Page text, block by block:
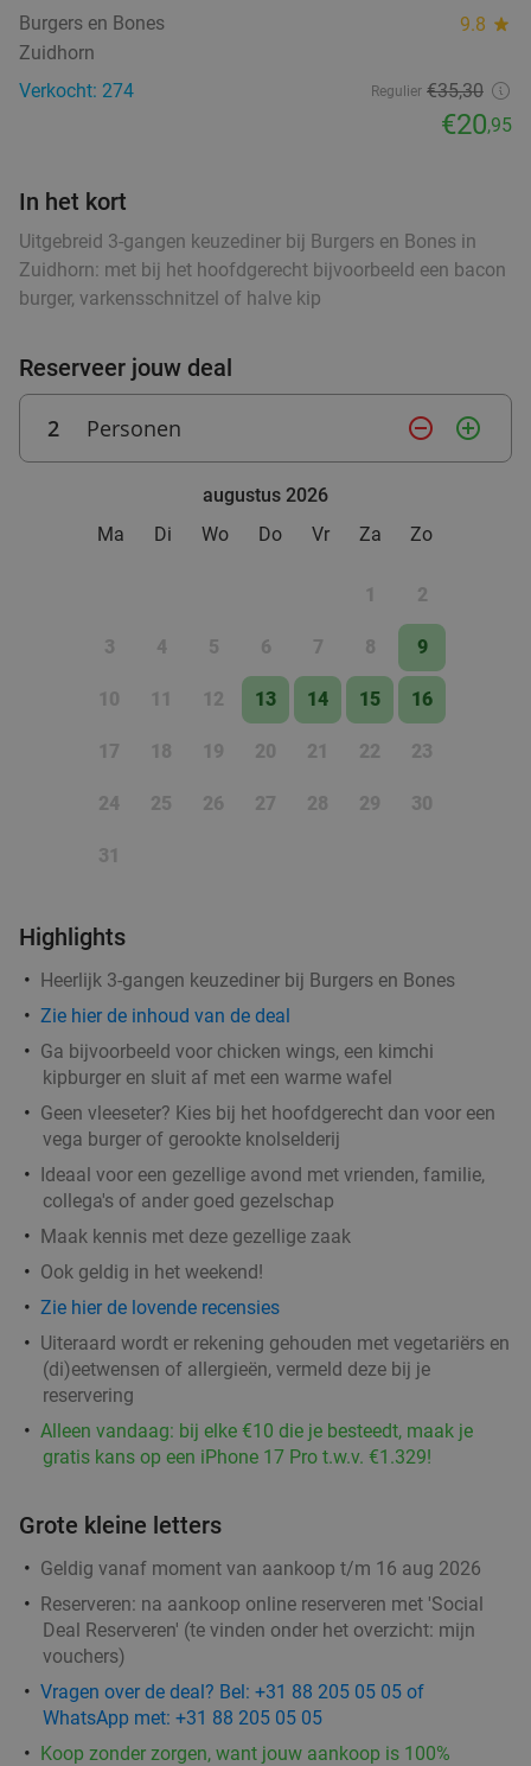
3-gangendiner à la carte bij Bistro Bommen
Berend
Bistro Bommen Berend
Groningen
Verkocht: 412 €36
3-gangen keuzediner bij Fujiyama in hartje
Groningen
Vandaag Morgen Wo Do
Fujiyama Groningen
Groningen 0 min.
Verkocht: 326 Regulier €33
hapjes bij Kijff
Morgen Di Wo Do Vr
Za
Kijff
9.4
Groningen 1 min.
Verkocht: 153 Regulier
Burgers en Bones 9.8 star
Zuidhorn
Verkocht: 274
Regulier €35,30
€20,95
In het kort
Uitgebreid 3-gangen keuzediner bij Burgers en Bones in
Zuidhorn: met bij het hoofdgerecht bijvoorbeeld een bacon
burger, varkensschnitzel of halve kip
Reserveer jouw deal
2 Personen remove_circle_outline add_circle_outline
augustus 2026
Ma
Di Wo Do Vr Za Zo
1 2
3 4 5 6 7 8 9
10 11 12 13 14 15 16
17 18 19 20 21 22 23
24 25 26 27 28 29 30
31
Highlights
Heerlijk 3-gangen keuzediner bij Burgers en Bones
Zie hier de inhoud van de deal
Ga bijvoorbeeld voor chicken wings, een kimchi
kipburger en sluit af met een warme wafel
Geen vleeseter? Kies bij het hoofdgerecht dan voor een
vega burger of gerookte knolselderij
Ideaal voor een gezellige avond met vrienden, familie,
collega's of ander goed gezelschap
Maak kennis met deze gezellige zaak
Ook geldig in het weekend!
Zie hier de lovende recensies
Uiteraard wordt er rekening gehouden met vegetariërs en
(di)eetwensen of allergieën, vermeld deze bij je
reservering
Alleen vandaag: bij elke €10 die je besteedt, maak je
gratis kans op een iPhone 17 Pro t.w.v. €1.329!
Grote kleine letters
Geldig vanaf moment van aankoop t/m 16 aug 2026
Reserveren: na aankoop online reserveren met 'Social
Deal Reserveren' (te vinden onder het overzicht: mijn
vouchers)
Vragen over de deal? Bel: +31 88 205 05 05 of
WhatsApp met: +31 88 205 05 05
Koop zonder zorgen, want jouw aankoop is 100%